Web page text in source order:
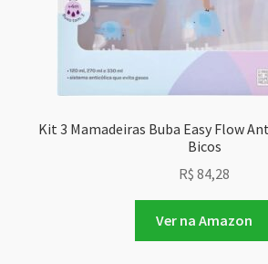
Kit 3 Mamadeiras Buba Easy Flow
Bicos
R$ 84,28
Ver na Amazon